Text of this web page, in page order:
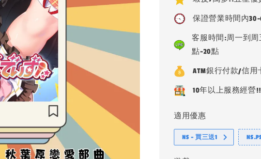
保證營業時間內
客服時間:周一到周
點-20點
ATM銀行付款/信
10年以上服務經營!!
適用優惠
NS - 買三送1